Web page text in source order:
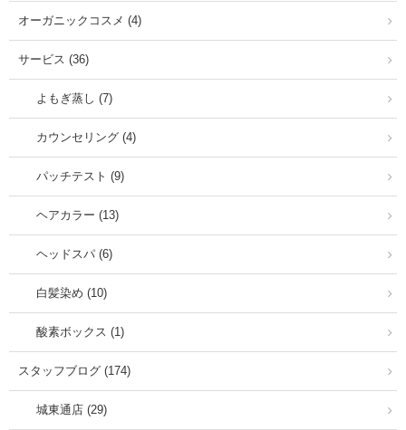
オーガニックコスメ (4)
サービス (36)
よもぎ蒸し (7)
カウンセリング (4)
パッチテスト (9)
ヘアカラー (13)
ヘッドスパ (6)
白髪染め (10)
酸素ボックス (1)
スタッフブログ (174)
城東通店 (29)